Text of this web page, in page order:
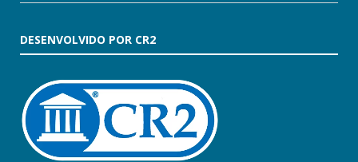
DESENVOLVIDO POR CR2